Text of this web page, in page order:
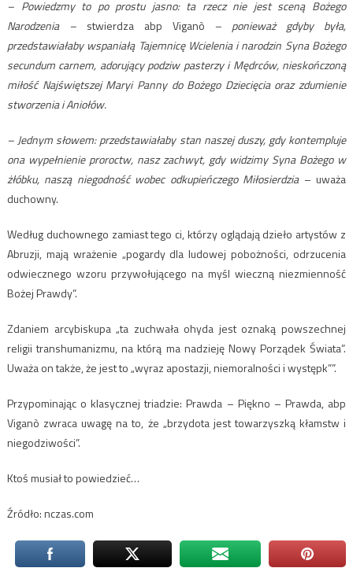
– Powiedzmy to po prostu jasno: ta rzecz nie jest sceną Bożego
Narodzenia –stwierdza abp Viganò – ponieważ gdyby była,
przedstawiałaby wspaniałą Tajemnicę Wcielenia i narodzin Syna Bożego
secundum carnem, adorujący podziw pasterzy i Mędrców, nieskończoną
miłość Najświętszej Maryi Panny do Bożego Dziecięcia oraz zdumienie
stworzenia i Aniołów.
– Jednym słowem: przedstawiałaby stan naszej duszy, gdy kontempluje
ona wypełnienie proroctw, nasz zachwyt, gdy widzimy Syna Bożego w
żłóbku, naszą niegodność wobec odkupieńczego Miłosierdzia– uważa
duchowny.
Według duchownego zamiast tego ci, którzy oglądają dzieło artystów z
Abruzji, mają wrażenie „pogardy dla ludowej pobożności, odrzucenia
odwiecznego wzoru przywołującego na myśl wieczną niezmienność
Bożej Prawdy”.
Zdaniem arcybiskupa „ta zuchwała ohyda jest oznaką powszechnej
religii transhumanizmu, na którą ma nadzieję Nowy Porządek Świata”.
Uważa on także, że jest to „wyraz apostazji, niemoralności i występk””.
Przypominając o klasycznej triadzie: Prawda – Piękno – Prawda, abp
Viganò zwraca uwagę na to, że „brzydota jest towarzyszką kłamstw i
niegodziwości”.
Ktoś musiał to powiedzieć…
Źródło: nczas.com